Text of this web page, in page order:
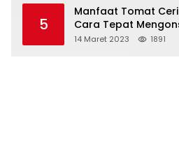
5
Manfaat Tomat
Cara Tepat
14 Maret 2023 1891